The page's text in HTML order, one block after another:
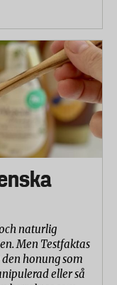
naturlig
Men Testfaktas
honung som
eller så